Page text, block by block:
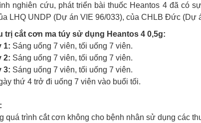
nghiên cứu, phát triển bài thuốc Heantos 4 đã có
LHQ UNDP (Dự án VIE 96/033), của CHLB Đức (Dự
trị cắt cơn ma túy sử dụng Heantos 4 0,5g:
1: Sáng uống 7 viên, tối uống 7 viên.
2: Sáng uống 7 viên, tối uống 7 viên.
3: Sáng uống 7 viên, tối uống 7 viên.
thứ 4 trở đi uống 7 viên vào buổi tối.
quá trình cắt cơn không cho bệnh nhân sử dụng các